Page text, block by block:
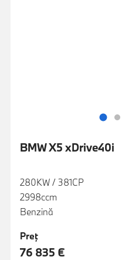
BMW X5 xDrive40i
280KW / 381CP
2998ccm
Benzină
Preţ
76 835 €